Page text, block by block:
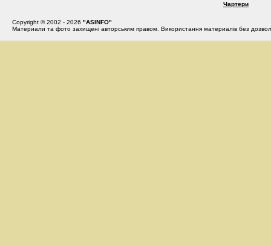
Чартери
Copyright © 2002 - 2026 "ASINFO"
Материали та фото захищені авторським правом. Використання материалів без